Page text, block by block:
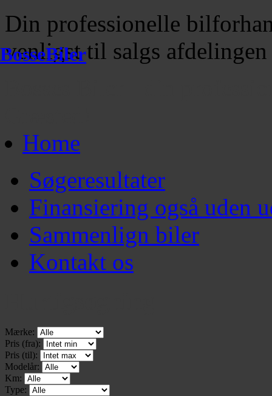
BosseBiler
Din professionelle
venligst til salgs
Home
Søgeresultater
Finansiering også uden
Sammenlign biler
Kontakt os
Mærke:
Pris (fra):
Pris (til):
Modelår:
Km:
Type: